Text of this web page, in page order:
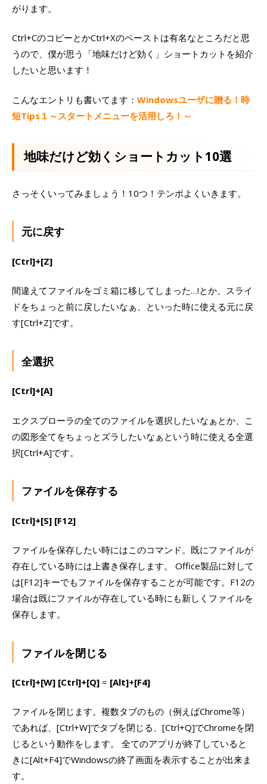
がります。
Ctrl+CのコピーとかCtrl+Xのペーストは有名なところだと思
うので、僕が思う「地味だけど効く」ショートカットを紹介
したいと思います！
こんなエントリも書いてます： Windowsユーザに贈る！時
短Tips１～スタートメニューを活用しろ！～
地味だけど効くショートカット10選
さっそくいってみましょう！10つ！テンポよくいきます。
元に戻す
[Ctrl]+[Z]
間違えてファイルをゴミ箱に移してしまった…!とか、スライ
ドをちょっと前に戻したいなぁ、といった時に使える元に戻
す[Ctrl+Z]です。
全選択
[Ctrl]+[A]
エクスプローラの全てのファイルを選択したいなぁとか、こ
の図形全てをちょっとズラしたいなぁという時に使える全選
択[Ctrl+A]です。
ファイルを保存する
[Ctrl]+[S] [F12]
ファイルを保存したい時にはこのコマンド。既にファイルが
存在している時には上書き保存します。 Office製品に対して
は[F12]キーでもファイルを保存することが可能です。F12の
場合は既にファイルが存在している時にも新しくファイルを
保存します。
ファイルを閉じる
[Ctrl]+[W] [Ctrl]+[Q] = [Alt]+[F4]
ファイルを閉じます。複数タブのもの（例えばChrome等）
であれば、[Ctrl+W]でタブを閉じる、[Ctrl+Q]でChromeを閉
じるという動作をします。 全てのアプリが終了していると
きに[Alt+F4]でWindowsの終了画面を表示することが出来ま
す。